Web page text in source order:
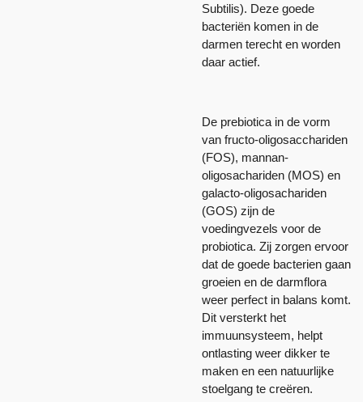
Subtilis). Deze goede
bacteriën komen in de
darmen terecht en worden
daar actief.
De prebiotica in de vorm
van fructo-oligosacchariden
(FOS), mannan-
oligosachariden (MOS) en
galacto-oligosachariden
(GOS) zijn de
voedingvezels voor de
probiotica. Zij zorgen ervoor
dat de goede bacterien gaan
groeien en de darmflora
weer perfect in balans komt.
Dit versterkt het
immuunsysteem, helpt
ontlasting weer dikker te
maken en een natuurlijke
stoelgang te creëren.